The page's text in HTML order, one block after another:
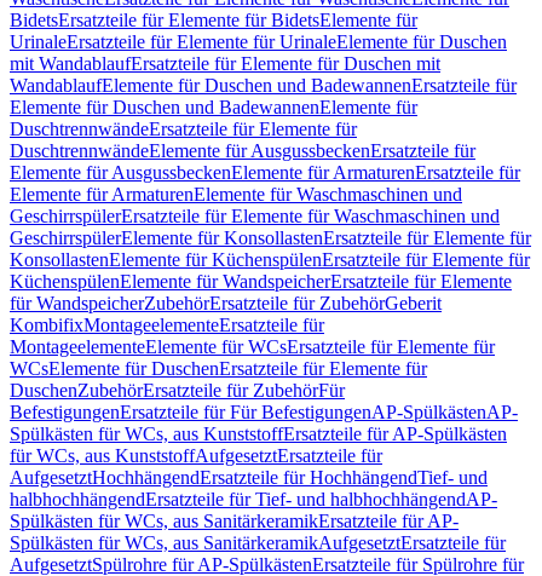
BidetsErsatzteile für Elemente für BidetsElemente für
UrinaleErsatzteile für Elemente für UrinaleElemente für Duschen
mit WandablaufErsatzteile für Elemente für Duschen mit
WandablaufElemente für Duschen und BadewannenErsatzteile für
Elemente für Duschen und BadewannenElemente für
DuschtrennwändeErsatzteile für Elemente für
DuschtrennwändeElemente für AusgussbeckenErsatzteile für
Elemente für AusgussbeckenElemente für ArmaturenErsatzteile für
Elemente für ArmaturenElemente für Waschmaschinen und
GeschirrspülerErsatzteile für Elemente für Waschmaschinen und
GeschirrspülerElemente für KonsollastenErsatzteile für Elemente für
KonsollastenElemente für KüchenspülenErsatzteile für Elemente für
KüchenspülenElemente für WandspeicherErsatzteile für Elemente
für WandspeicherZubehörErsatzteile für ZubehörGeberit
KombifixMontageelementeErsatzteile für
MontageelementeElemente für WCsErsatzteile für Elemente für
WCsElemente für DuschenErsatzteile für Elemente für
DuschenZubehörErsatzteile für ZubehörFür
BefestigungenErsatzteile für Für BefestigungenAP-SpülkästenAP-
Spülkästen für WCs, aus KunststoffErsatzteile für AP-Spülkästen
für WCs, aus KunststoffAufgesetztErsatzteile für
AufgesetztHochhängendErsatzteile für HochhängendTief- und
halbhochhängendErsatzteile für Tief- und halbhochhängendAP-
Spülkästen für WCs, aus SanitärkeramikErsatzteile für AP-
Spülkästen für WCs, aus SanitärkeramikAufgesetztErsatzteile für
AufgesetztSpülrohre für AP-SpülkästenErsatzteile für Spülrohre für